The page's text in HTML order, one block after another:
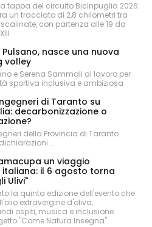
tappa del circuito Bicinpuglia 2026:
un tracciato di 2,8 chilometri tra
con partenza alle 19 da
nasce una nuova
volley
e Serena Sammali al lavoro per
sportiva inclusiva e ambiziosa
di Taranto su
decarbonizzazione o
della Provincia di Taranto
un viaggio
italiana: il 6 agosto torna
Ulivi"
la quinta edizione dell'evento che
extravergine d'oliva,
ospiti, musica e inclusione
"Come Natura Insegna"